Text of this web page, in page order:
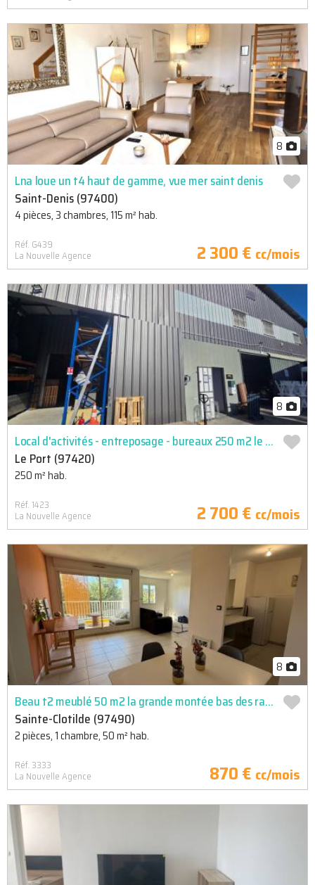
8
Lna loue un t4 haut de gamme, vue mer saint denis
Saint-Denis (97400)
4 pièces, 3 chambres, 115 m² hab.
Réf. G439
La Nouvelle Agence 2 300 € cc/mois
8
Local d'activités - entreposage - bureaux 250 m2 le port
Le Port (97420)
250 m² hab.
Réf. 1423
La Nouvelle Agence 2 700 € cc/mois
8
Beau t2 meublé 50 m2 la grande montée bas des rampes
Sainte-Clotilde (97490)
2 pièces, 1 chambre, 50 m² hab.
Réf. 3333
La Nouvelle Agence 870 € cc/mois